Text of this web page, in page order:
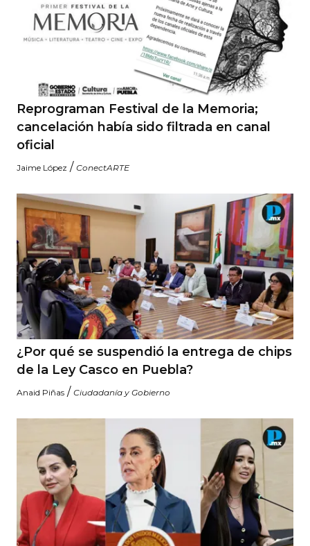
Reprograman Festival de la Memoria;
cancelación había sido filtrada en canal
oficial
Jaime López / ConectARTE
¿Por qué se suspendió la entrega de chips
de la Ley Casco en Puebla?
Anaid Piñas / Ciudadanía y Gobierno